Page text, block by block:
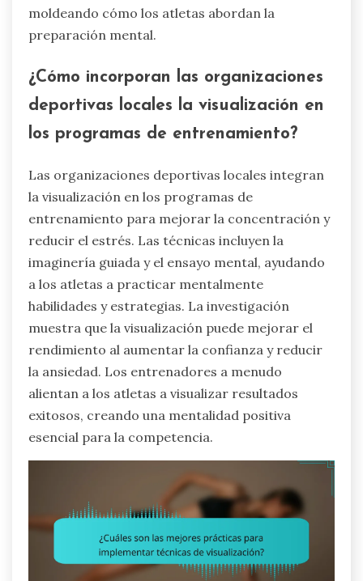
moldeando cómo los atletas abordan la
preparación mental.
¿Cómo incorporan las organizaciones
deportivas locales la visualización en
los programas de entrenamiento?
Las organizaciones deportivas locales integran
la visualización en los programas de
entrenamiento para mejorar la concentración y
reducir el estrés. Las técnicas incluyen la
imaginería guiada y el ensayo mental, ayudando
a los atletas a practicar mentalmente
habilidades y estrategias. La investigación
muestra que la visualización puede mejorar el
rendimiento al aumentar la confianza y reducir
la ansiedad. Los entrenadores a menudo
alientan a los atletas a visualizar resultados
exitosos, creando una mentalidad positiva
esencial para la competencia.